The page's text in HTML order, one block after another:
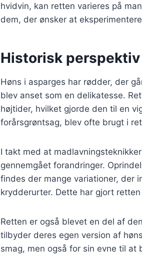
hvidvin, kan retten varieres på
dem, der ønsker at
Historisk
Høns i asparges har rødder, der
blev anset som en delikatesse.
højtider, hvilket gjorde den til en
forårsgrøntsag, blev ofte brugt i
I takt med at
gennemgået forandringer.
findes der mange variationer, der
krydderurter. Dette har gjort
Retten er også blevet en del af
tilbyder deres egen version af
smag, men også for sin evne til at